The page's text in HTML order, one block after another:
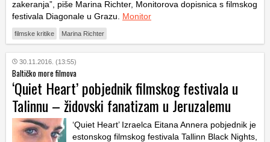
zakeranja”, piše Marina Richter, Monitorova dopisnica s filmskog
festivala Diagonale u Grazu. Monitor
filmske kritike Marina Richter
30.11.2016. (13:55)
Baltičko more filmova
‘Quiet Heart’ pobjednik filmskog festivala u
Talinnu – židovski fanatizam u Jeruzalemu
‘Quiet Heart’ Izraelca Eitana Annera pobjednik je
estonskog filmskog festivala Tallinn Black Nights,